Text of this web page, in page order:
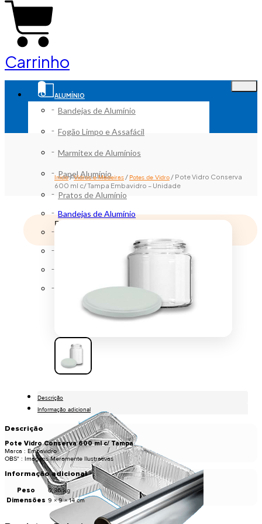
Carrinho
ALUMÍNIO
Bandejas de Alumínio
Fogão Limpo e Assafácil
Marmitex de Alumínios
Papel Alumínio
Pratos de Alumínio
Bandejas de Alumínio
Marmitex de Alumínios
Pratos de Alumínio
Início/Vidros e Madeiras /Potes de Vidro / Pote Vidro Conserva
600 ml c/ Tampa Embavidro – Unidade
Remove from Wishlist
Adicionar a lista de desejos
Descrição
Informação adicional
Descrição
Pote Vidro Conserva 600 ml c/ Tampa
Marca : Embavidro
OBS* : Imagens Meramente Ilustrativas
Informação adicional
Peso
0,36 kg
Dimensões 9 × 9 × 14 cm